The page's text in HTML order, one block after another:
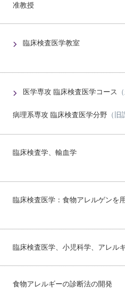
准教授
臨床検査医学教室
医学専攻 臨床検査医学コース
病理系専攻 臨床検査医学分野 （旧
臨床検査学、輸血学
臨床検査医学：食物アレルゲンを
臨床検査医学、小児科学、アレル
食物アレルギーの診断法の開発